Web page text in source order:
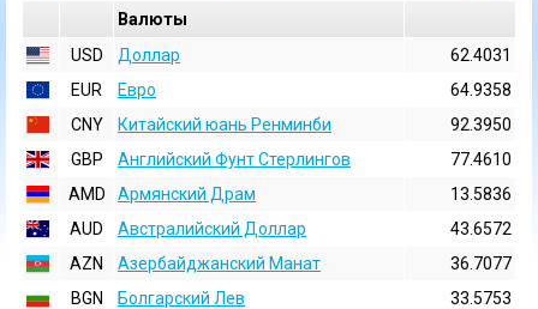
Валюты
USD
Доллар
62.4031
EUR
Евро
64.9358
CNY
Китайский юань Ренминби
92.3950
GBP
Английский Фунт Стерлингов
77.4610
AMD
Армянский Драм
13.5836
AUD
Австралийский Доллар
43.6572
AZN
Азербайджанский Манат
36.7077
BGN
Болгарский Лев
33.5753